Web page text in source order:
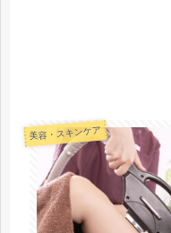
美容・スキンケア